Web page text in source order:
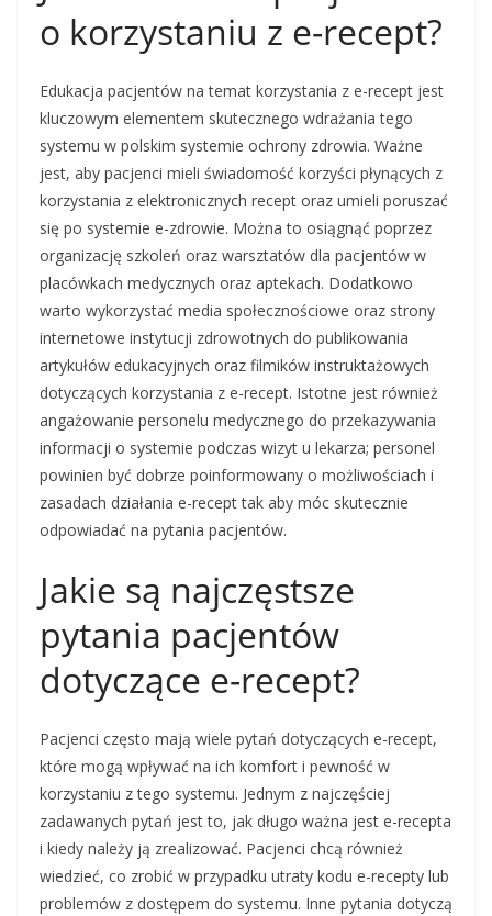
o korzystaniu z e-recept?
Edukacja pacjentów na temat korzystania z e-recept jest
kluczowym elementem skutecznego wdrażania tego
systemu w polskim systemie ochrony zdrowia. Ważne
jest, aby pacjenci mieli świadomość korzyści płynących z
korzystania z elektronicznych recept oraz umieli poruszać
się po systemie e-zdrowie. Można to osiągnąć poprzez
organizację szkoleń oraz warsztatów dla pacjentów w
placówkach medycznych oraz aptekach. Dodatkowo
warto wykorzystać media społecznościowe oraz strony
internetowe instytucji zdrowotnych do publikowania
artykułów edukacyjnych oraz filmików instruktażowych
dotyczących korzystania z e-recept. Istotne jest również
angażowanie personelu medycznego do przekazywania
informacji o systemie podczas wizyt u lekarza; personel
powinien być dobrze poinformowany o możliwościach i
zasadach działania e-recept tak aby móc skutecznie
odpowiadać na pytania pacjentów.
Jakie są najczęstsze
pytania pacjentów
dotyczące e-recept?
Pacjenci często mają wiele pytań dotyczących e-recept,
które mogą wpływać na ich komfort i pewność w
korzystaniu z tego systemu. Jednym z najczęściej
zadawanych pytań jest to, jak długo ważna jest e-recepta
i kiedy należy ją zrealizować. Pacjenci chcą również
wiedzieć, co zrobić w przypadku utraty kodu e-recepty lub
problemów z dostępem do systemu. Inne pytania dotyczą